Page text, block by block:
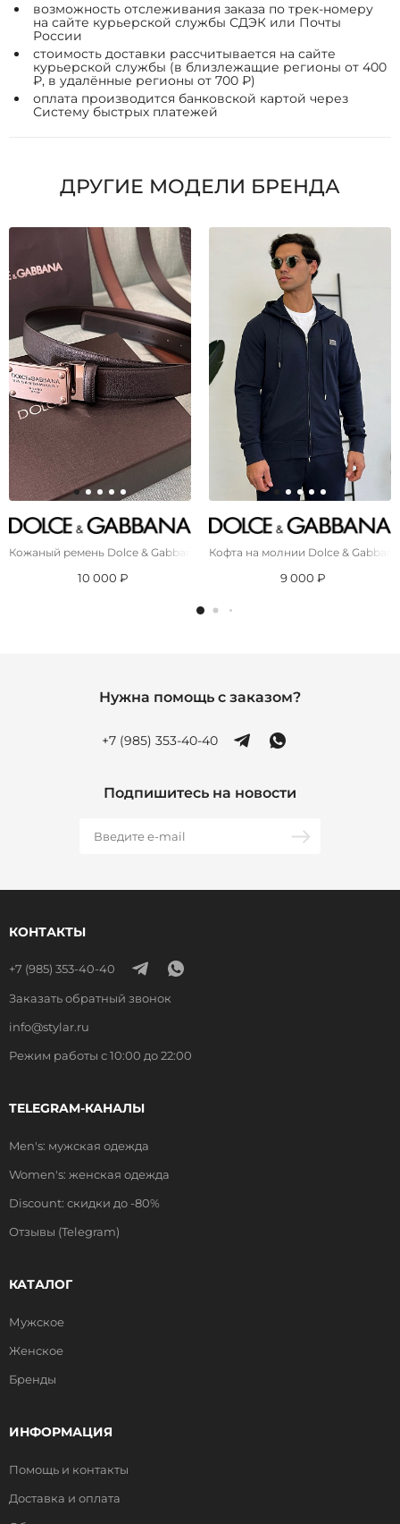
возможность отслеживания заказа по трек-номеру
на сайте курьерской службы СДЭК или Почты
России
стоимость доставки рассчитывается на сайте
курьерской службы (в близлежащие регионы от 400
₽, в удалённые регионы от 700 ₽)
оплата производится банковской картой через
Систему быстрых платежей
ДРУГИЕ МОДЕЛИ БРЕНДА
Кожаный ремень Dolce & Gabbana Premium (длина 110 см, ширина 3.5
10 000 ₽
Кофта на молнии Dolce &
9 000 ₽
Нужна помощь с заказом?
+7 (985) 353-40-40
Подпишитесь на новости
КОНТАКТЫ
+7 (985) 353-40-40
Заказать обратный звонок
info@stylar.ru
Режим работы с 10:00 до 22:00
TELEGRAM-КАНАЛЫ
Men's: мужская одежда
Women's: женская одежда
Discount: скидки до -80%
Отзывы (Telegram)
КАТАЛОГ
Мужское
Женское
Бренды
ИНФОРМАЦИЯ
Помощь и контакты
Доставка и оплата